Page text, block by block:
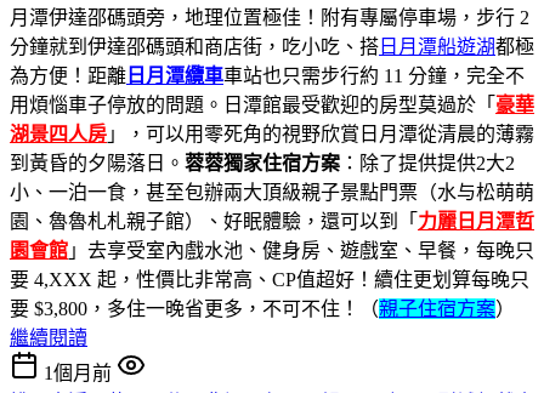
月潭伊達邵碼頭旁，地理位置極佳！附有專屬停車場，步行 2
分鐘就到伊達邵碼頭和商店街，吃小吃、搭 日月潭船遊湖都極
為方便！距離 日月潭纜車車站也只需步行約 11 分鐘，完全不
用煩惱車子停放的問題。日潭館最受歡迎的房型莫過於「 豪華
湖景四人房 」，可以用零死角的視野欣賞日月潭從清晨的薄霧
到黃昏的夕陽落日。 蓉蓉獨家住宿方案 ：除了提供提供2大2
小、一泊一食，甚至包辦兩大頂級親子景點門票（水与松萌萌
園、魯魯札札親子館）、好眠體驗，還可以到「 力麗日月潭哲
園會館 」去享受室內戲水池、健身房、遊戲室、早餐，每晚只
要 4,XXX 起，性價比非常高、CP值超好！續住更划算每晚只
要 $3,800，多住一晚省更多，不可不住！（親子住宿方案）
繼續閱讀
1個月前